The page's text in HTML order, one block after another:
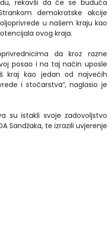
rekavši da će se buduća
demokratske akcije
u našem kraju kao
ovog kraja.
da kroz razne
posao i na taj način uposle
kraj kao jedan od najvećih
i stočarstva“, naglasio je
su istakli svoje zadovoljstvo
Sandžaka, te izrazili uvjerenje